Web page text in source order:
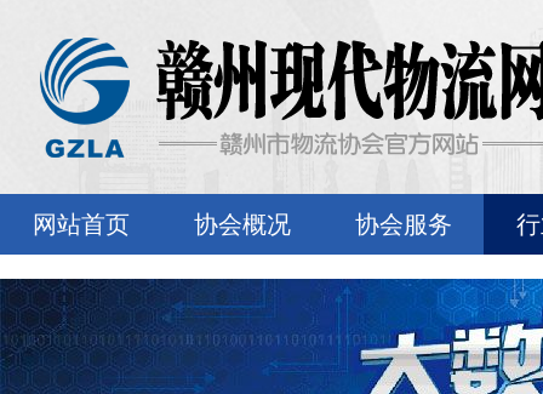
网站首页 协会概况 协会服务